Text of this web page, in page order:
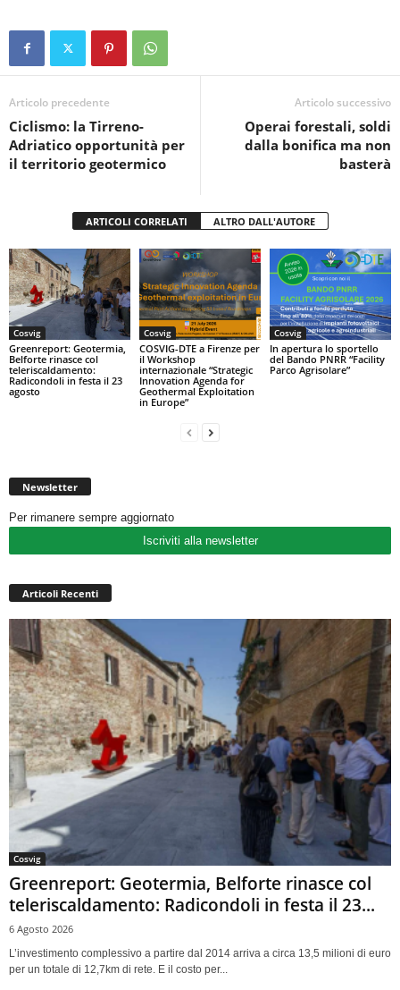
c
b
o
o
k
tt
at
s
A
p
t
vi
Articolo precedente
Ciclismo: la Tirreno-
Adriatico opportunità per
il territorio geotermico
Articolo successivo
Operai forestali, soldi
dalla bonifica ma non
basterà
ARTICOLI CORRELATI ALTRO DALL'AUTORE
Cosvig
Greenreport: Geotermia,
Belforte rinasce col
teleriscaldamento:
Radicondoli in festa il 23
agosto
Cosvig
COSVIG-DTE a Firenze per
il Workshop
internazionale “Strategic
Innovation Agenda for
Geothermal Exploitation
in Europe”
Cosvig
In apertura lo sportello
del Bando PNRR “Facility
Parco Agrisolare”
Newsletter
Per rimanere sempre aggiornato
Iscriviti alla newsletter
Articoli Recenti
Cosvig
Greenreport: Geotermia, Belforte rinasce col
teleriscaldamento: Radicondoli in festa il 23...
6 Agosto 2026
L’investimento complessivo a partire dal 2014 arriva a circa 13,5 milioni di euro
per un totale di 12,7km di rete. E il costo per...